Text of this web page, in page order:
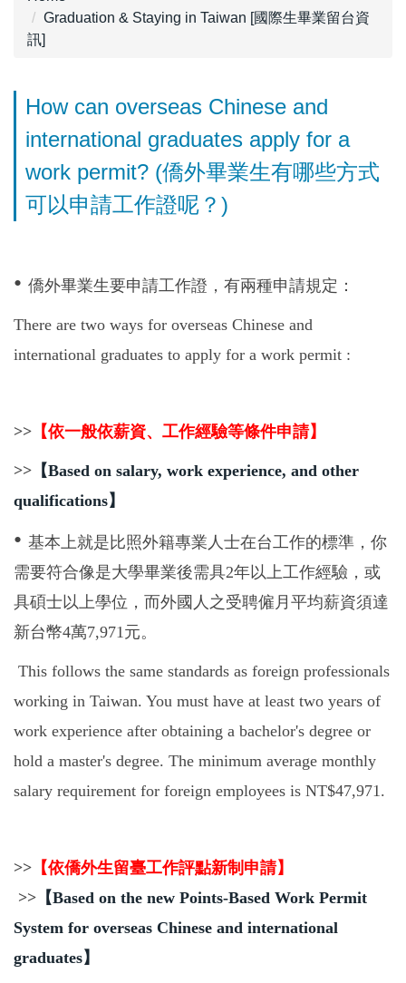
Graduation & Staying in Taiwan [國際生畢業留台資
訊]
How can overseas Chinese and
international graduates apply for a
work permit? (僑外畢業生有哪些方式
可以申請工作證呢？)
• 僑外畢業生要申請工作證，有兩種申請規定：
There are two ways for overseas Chinese and
international graduates to apply for a work permit :
>> 【依一般依薪資、工作經驗等條件申請】
>> 【Based on salary, work experience, and other
qualifications】
• 基本上就是比照外籍專業人士在台工作的標準，你
需要符合像是大學畢業後需具2年以上工作經驗，或
具碩士以上學位，而外國人之受聘僱月平均薪資須達
新台幣4萬7,971元。
This follows the same standards as foreign professionals
working in Taiwan. You must have at least two years of
work experience after obtaining a bachelor's degree or
hold a master's degree. The minimum average monthly
salary requirement for foreign employees is NT$47,971.
>> 【依僑外生留臺工作評點新制申請】
>> 【Based on the new Points-Based Work Permit
System for overseas Chinese and international
graduates】